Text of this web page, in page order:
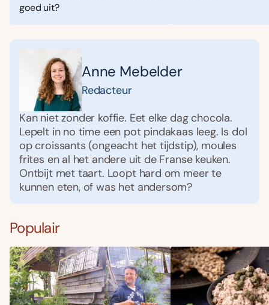
goed uit?
Anne Mebelder
Redacteur
Kan niet zonder koffie. Eet elke dag chocola.
Lepelt in no time een pot pindakaas leeg. Is dol
op croissants (ongeacht het tijdstip), moules
frites en al het andere uit de Franse keuken.
Ontbijt met taart. Loopt hard om meer te
kunnen eten, of was het andersom?
Populair